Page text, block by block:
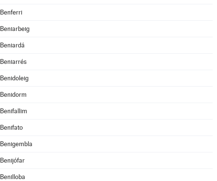
Benferri
Beniarbeig
Beniardá
Beniarrés
Benidoleig
Benidorm
Benifallim
Benifato
Benigembla
Benijófar
Benilloba